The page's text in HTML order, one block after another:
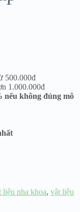
500.000đ
1.000.000đ
nếu không đúng mô
liệu nha khoa, vật liệu